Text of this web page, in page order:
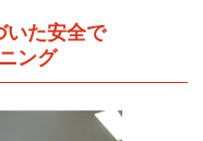
いた安全で
ング